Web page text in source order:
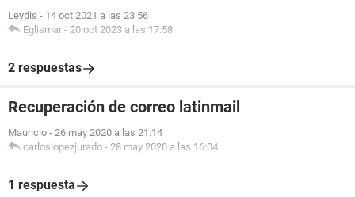
Leydis - 14 oct 2021 a las 23:56
Eglismar - 20 oct 2023 a las 17:58
2 respuestas
Recuperación de correo latinmail
Mauricio - 26 may 2020 a las 21:14
carloslopezjurado - 28 may 2020 a las 16:04
1 respuesta